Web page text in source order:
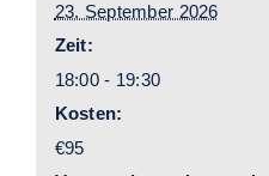
23. September 2026
Zeit:
18:00 - 19:30
Kosten:
€95